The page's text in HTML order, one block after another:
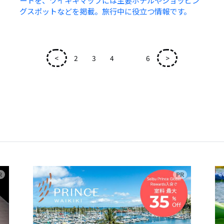
グスポットなどを掲載。旅行中に役立つ情報です。
< 2 3 4 6 >
広告